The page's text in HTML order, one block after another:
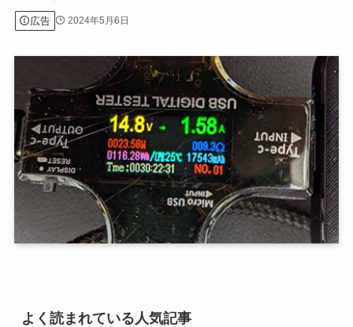
広告 2024年5月6日
よく読まれている人気記事